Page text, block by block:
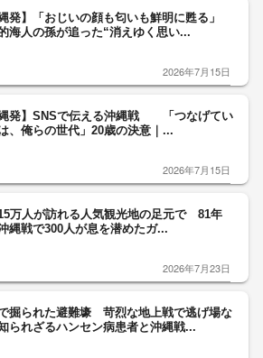
縄発】「おじいの顔も匂いも鮮明に甦る」
海人の孫が追った“消えゆく思い...
2026年7月15日
縄発】SNSで伝える沖縄戦 「つなげてい
、俺らの世代」20歳の決意｜...
2026年7月15日
万人が訪れる人気観光地の足元で 81年
縄戦で300人が息を潜めたガ...
2026年7月23日
掘られた避難壕 苛烈な地上戦で逃げ場な
られざるハンセン病患者と沖縄戦...